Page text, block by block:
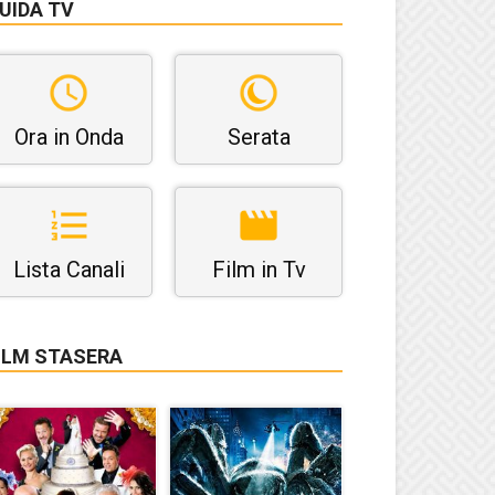
TV
Ora in Onda Serata
Lista Canali Film in Tv
STASERA